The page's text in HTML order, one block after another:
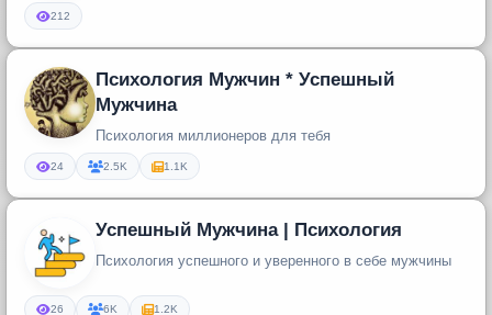
212
Психология Мужчин * Успешный
Мужчина
Психология миллионеров для тебя
24 2.5K 1.1K
Успешный Мужчина | Психология
Психология успешного и уверенного в себе мужчины
26 6K 1.2K